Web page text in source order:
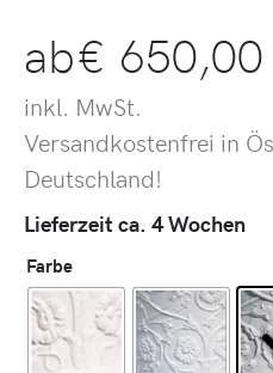
ab€ 650,00
inkl. MwSt.
Versandkostenfrei in
Deutschland!
Lieferzeit ca. 4 Wochen
Farbe